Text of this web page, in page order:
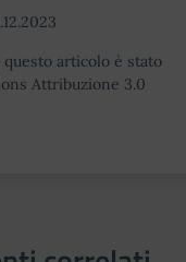
articolo è stato
Attribuzione 3.0